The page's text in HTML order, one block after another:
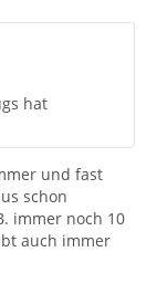
hat
und fast
schon
immer noch 10
auch immer